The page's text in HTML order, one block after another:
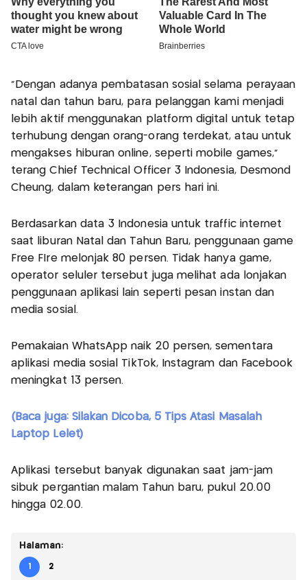
“Dengan adanya pembatasan sosial selama perayaan
natal dan tahun baru, para pelanggan kami menjadi
lebih aktif menggunakan platform digital untuk tetap
terhubung dengan orang-orang terdekat, atau untuk
mengakses hiburan online, seperti mobile games,”
terang Chief Technical Officer 3 Indonesia, Desmond
Cheung, dalam keterangan pers hari ini.
Berdasarkan data 3 Indonesia untuk traffic internet
saat liburan Natal dan Tahun Baru, penggunaan game
Free FIre melonjak 80 persen. Tidak hanya game,
operator seluler tersebut juga melihat ada lonjakan
penggunaan aplikasi lain seperti pesan instan dan
media sosial.
Pemakaian WhatsApp naik 20 persen, sementara
aplikasi media sosial TikTok, Instagram dan Facebook
meningkat 13 persen.
(Baca juga: Silakan Dicoba, 5 Tips Atasi Masalah
Laptop Lelet)
Aplikasi tersebut banyak digunakan saat jam-jam
sibuk pergantian malam Tahun baru, pukul 20.00
hingga 02.00.
Halaman:
1 2